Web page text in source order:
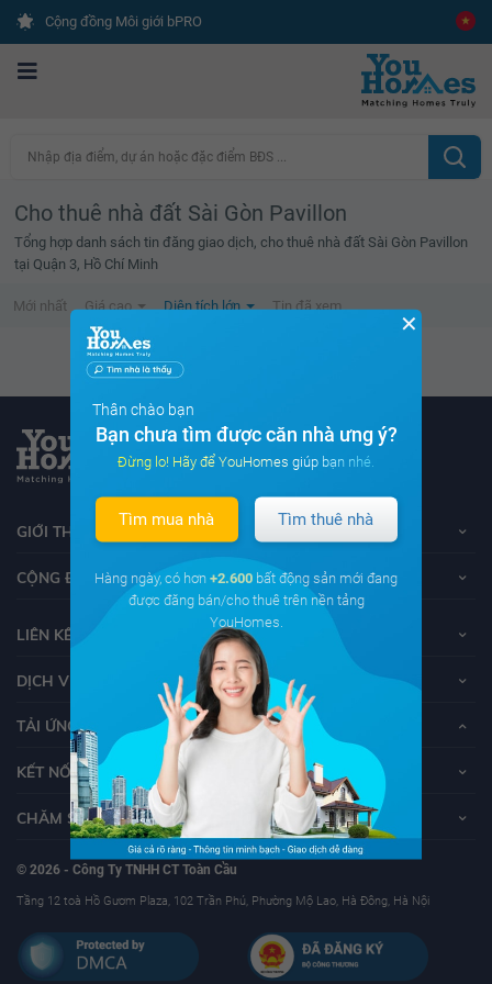
Cộng đồng Môi giới bPRO
Nhập địa điểm, dự án hoặc đặc điểm BĐS ...
Cho thuê nhà đất Sài Gòn Pavillon
Tổng hợp danh sách tin đăng giao dịch, cho thuê nhà đất Sài Gòn Pavillon
tại Quận 3, Hồ Chí Minh
Mới nhất Giá cao Diện tích lớn Tin đã xem
Không tìm thấy tin bất động sản nào
GIỚI THIỆU VỀ YOUHOMES
CỘNG ĐỒNG YOUHOMERS
LIÊN KẾT
DỊCH VỤ KHÁCH HÀNG
TẢI ỨNG DỤNG YOUHOMES
KẾT NỐI VỚI YOUHOMES
CHĂM SÓC KHÁCH HÀNG
© 2026 - Công Ty TNHH CT Toàn Cầu
Tầng 12 toà Hồ Gươm Plaza, 102 Trần Phú, Phường Mộ Lao, Hà Đông, Hà Nội
✕
Thân chào bạn
Bạn chưa tìm được căn nhà ưng ý?
Đừng lo! Hãy để YouHomes giúp bạn nhé.
Tìm mua nhà Tìm thuê nhà
Hàng ngày, có hơn +2.600 bất động sản mới đang
được đăng bán/cho thuê trên nền tảng
YouHomes.